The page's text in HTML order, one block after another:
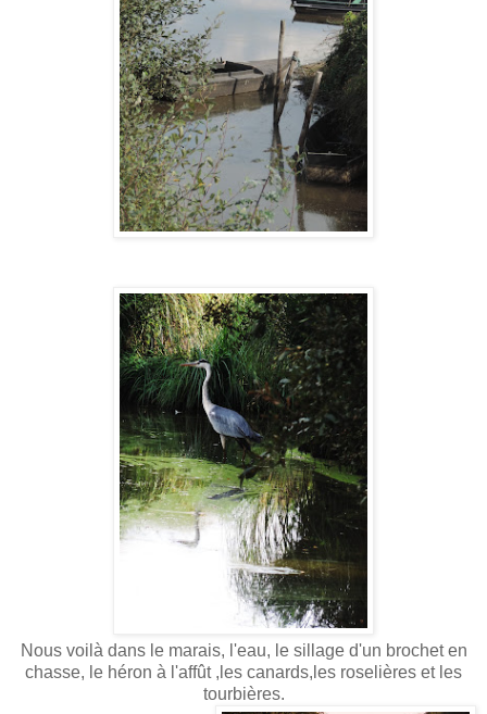
Nous voilà dans le marais, l'eau, le sillage d'un brochet en
chasse, le héron à l'affût ,les canards,les roselières et les
tourbières.